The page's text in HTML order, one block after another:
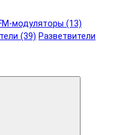
модуляторы (13)
(39) Разветвители